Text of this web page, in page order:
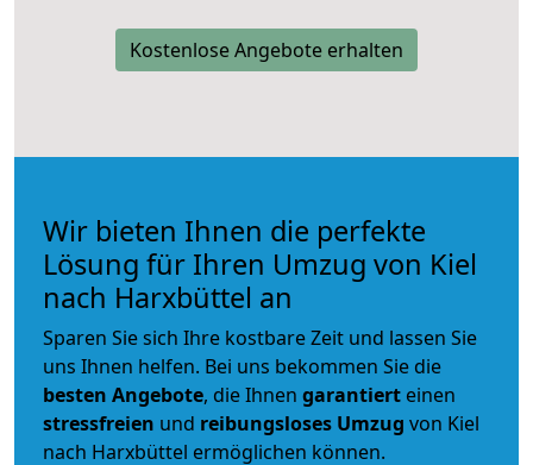
Kostenlose Angebote erhalten
Wir bieten Ihnen die perfekte
Lösung für Ihren Umzug von Kiel
nach Harxbüttel an
Sparen Sie sich Ihre kostbare Zeit und lassen Sie
uns Ihnen helfen. Bei uns bekommen Sie die
besten Angebote, die Ihnen garantiert einen
stressfreien und reibungsloses Umzug von Kiel
nach Harxbüttel ermöglichen können.